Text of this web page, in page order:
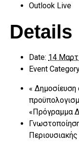
Outlook Live
Details
Date: 14
Event
« Δημοσίευση
«Πρόγραμμα